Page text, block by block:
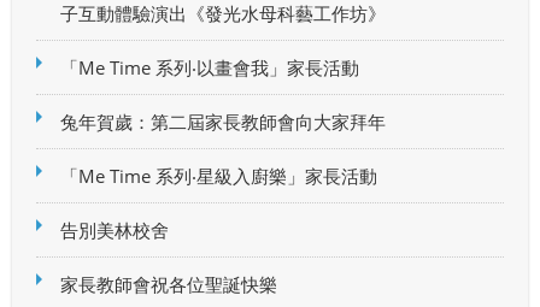
子互動體驗演出《發光水母科藝工作坊》
「Me Time 系列‧以畫會我」家長活動
兔年賀歲：第二屆家長教師會向大家拜年
「Me Time 系列‧星級入廚樂」家長活動
告別美林校舍
家長教師會祝各位聖誕快樂